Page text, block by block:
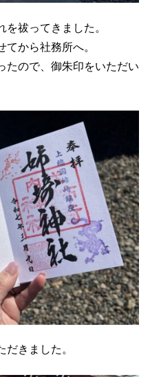
祓ってきました。
から社務所へ。
たので、御朱印をいただい
きました。